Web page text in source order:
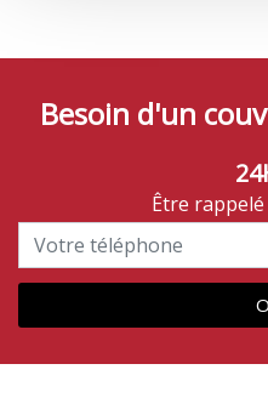
Besoin d'un
Être